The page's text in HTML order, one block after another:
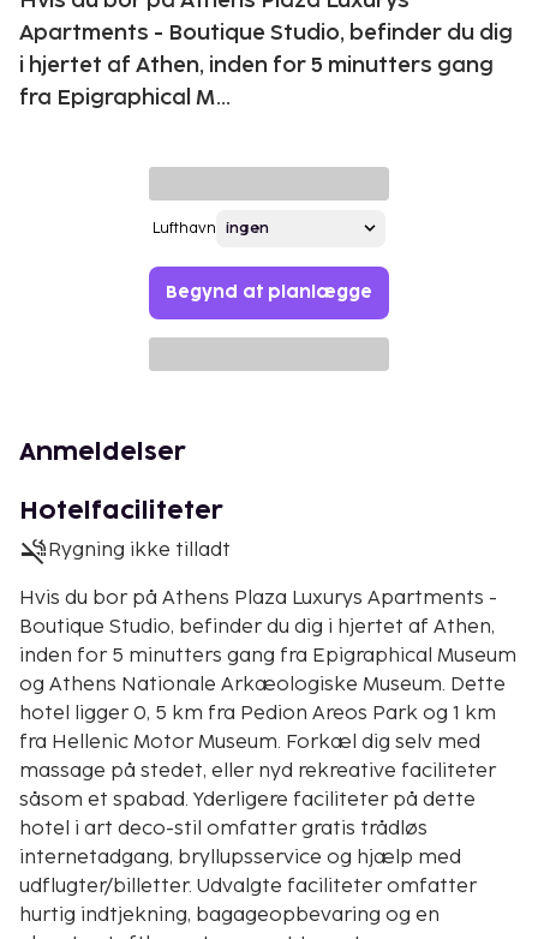
Apartments - Boutique Studio, befinder du dig
i hjertet af Athen, inden for 5 minutters gang
fra Epigraphical M...
Lufthavn
Begynd at planlægge
Anmeldelser
Hotelfaciliteter
Rygning ikke tilladt
Hvis du bor på Athens Plaza Luxurys Apartments -
Boutique Studio, befinder du dig i hjertet af Athen,
inden for 5 minutters gang fra Epigraphical Museum
og Athens Nationale Arkæologiske Museum. Dette
hotel ligger 0, 5 km fra Pedion Areos Park og 1 km
fra Hellenic Motor Museum. Forkæl dig selv med
massage på stedet, eller nyd rekreative faciliteter
såsom et spabad. Yderligere faciliteter på dette
hotel i art deco-stil omfatter gratis trådløs
internetadgang, bryllupsservice og hjælp med
udflugter/billetter. Udvalgte faciliteter omfatter
hurtig indtjekning, bagageopbevaring og en